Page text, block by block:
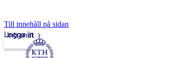
Till innehåll på sidan
Intranät
Logga in